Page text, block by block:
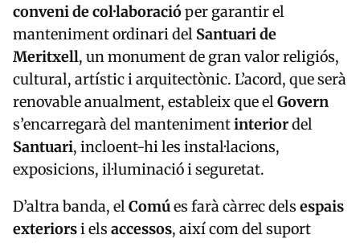
conveni de col·laboracióper garantir el
manteniment ordinari del Santuari de
Meritxell, un monument de gran valor religiós,
cultural, artístic i arquitectònic. L’acord, que serà
renovable anualment, estableix que elGovern
s’encarregarà del mantenimentinteriordel
Santuari, incloent-hi les instal·lacions,
exposicions, il·luminació i seguretat.
D’altra banda, elComúes farà càrrec dels espais
exteriorsi els accessos, així com del suport